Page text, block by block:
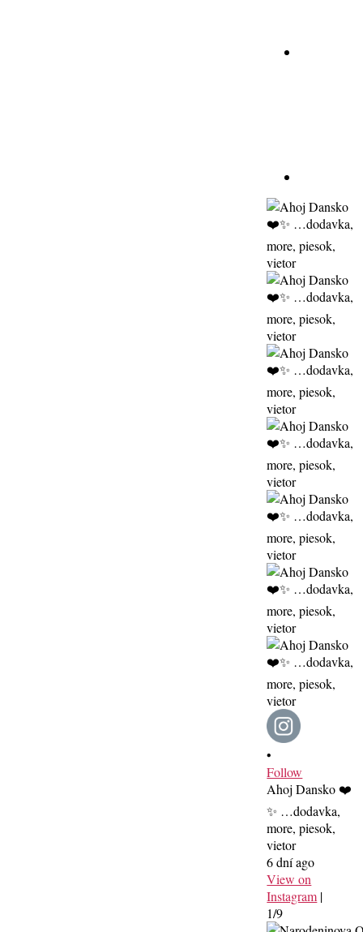
•
Follow
Ahoj Dansko ❤️
✨ …dodavka,
more, piesok,
vietor
6 dní ago
View on
Instagram |
1/9